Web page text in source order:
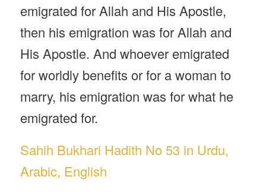
emigrated for Allah and His Apostle,
then his emigration was for Allah and
His Apostle. And whoever emigrated
for worldly benefits or for a woman to
marry, his emigration was for what he
emigrated for.
Sahih Bukhari Hadith No 53 in Urdu,
Arabic, English